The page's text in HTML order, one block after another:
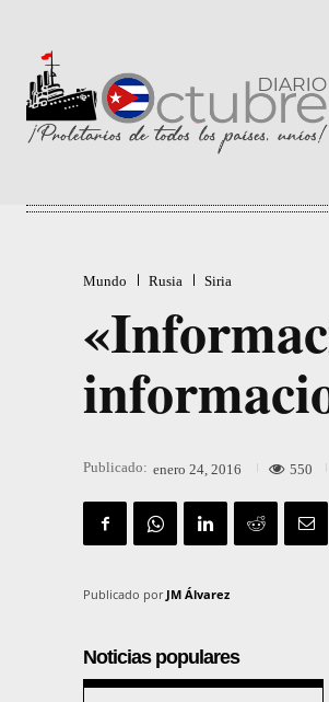
Mundo Rusia Siria
Publicado: enero 24, 2016 550
Publicado por JM Álvarez
Noticias populares